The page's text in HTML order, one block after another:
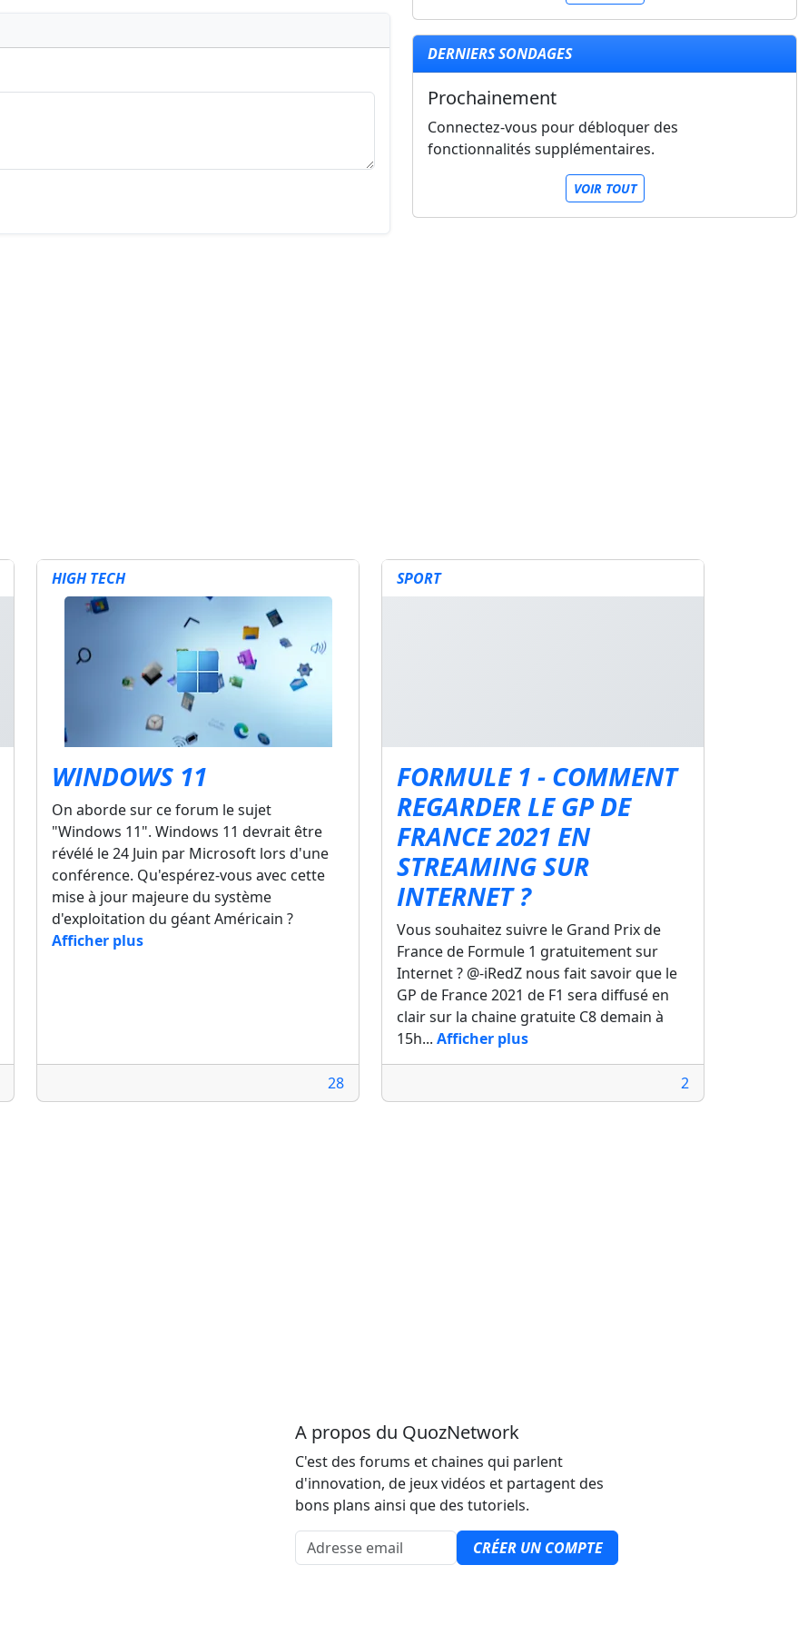
DERNIERS SONDAGES
Prochainement
Connectez-vous pour débloquer des
fonctionnalités supplémentaires.
VOIR TOUT
HIGH TECH
WINDOWS 11
On aborde sur ce forum le sujet
"Windows 11". Windows 11 devrait être
révélé le 24 Juin par Microsoft lors d'une
conférence. Qu'espérez-vous avec cette
mise à jour majeure du système
d'exploitation du géant Américain ?
Afficher plus
28
SPORT
FORMULE 1 - COMMENT
REGARDER LE GP DE
FRANCE 2021 EN
STREAMING SUR
INTERNET ?
Vous souhaitez suivre le Grand Prix de
France de Formule 1 gratuitement sur
Internet ? @-iRedZ nous fait savoir que le
GP de France 2021 de F1 sera diffusé en
clair sur la chaine gratuite C8 demain à
15h... Afficher plus
2
A propos du QuozNetwork
C'est des forums et chaines qui parlent
d'innovation, de jeux vidéos et partagent des
bons plans ainsi que des tutoriels.
Adresse email
CRÉER UN COMPTE